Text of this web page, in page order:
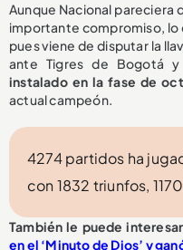
Aunque Nacional pareciera
importante compromiso, lo
pues viene de disputar la
ante Tigres de Bogotá y
instalado en la fase de
actual campeón.
4274 partidos ha
con 1832 triunfos,
También le puede
en el ‘Minuto de Dios’ y